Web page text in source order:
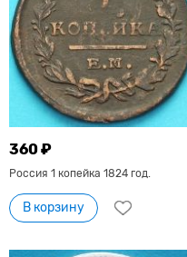
360 ₽
Россия 1 копейка 1824 год.
В корзину